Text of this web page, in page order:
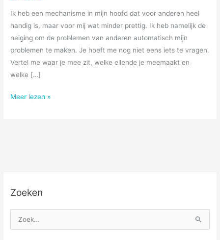
Ik heb een mechanisme in mijn hoofd dat voor anderen heel
handig is, maar voor mij wat minder prettig. Ik heb namelijk de
neiging om de problemen van anderen automatisch mijn
problemen te maken. Je hoeft me nog niet eens iets te vragen.
Vertel me waar je mee zit, welke ellende je meemaakt en
welke […]
problemen?
Meer lezen »
Zoeken
o